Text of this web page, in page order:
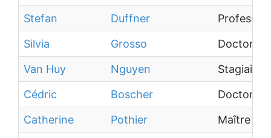
Stefan
Duffner
Silvia
Grosso
Doctorant
Van Huy
Nguyen
Stagiaire
Cédric
Boscher
Doctorant
Catherine
Pothier
Maître de